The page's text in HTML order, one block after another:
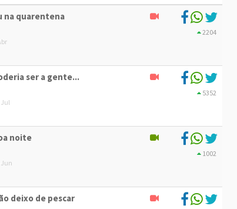
na quarentena
2204
ser a gente...
5352
noite
Jun
1002
deixo de pescar